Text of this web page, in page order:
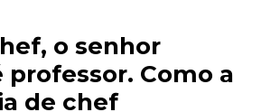
o senhor
Como a
de chef